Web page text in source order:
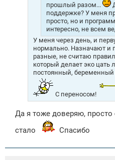
прошлый разом...
поддержке? У меня
просто, но и
интересно, не всем
У меня через день, и
нормально. Назначают и
разные, не считаю
который делает эко цать
постоянный, беременный
С переносом!
Да я тоже доверяю, просто
стало
Спасибо